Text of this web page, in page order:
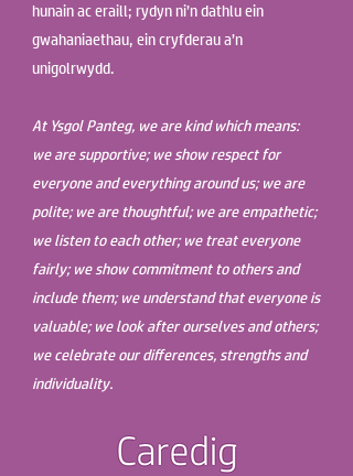
hunain ac eraill; rydyn ni’n dathlu ein
gwahaniaethau, ein cryfderau a’n
unigolrwydd.
At Ysgol Panteg, we are kind which means:
we are supportive; we show respect for
everyone and everything around us; we are
polite; we are thoughtful; we are empathetic;
we listen to each other; we treat everyone
fairly; we show commitment to others and
include them; we understand that everyone is
valuable; we look after ourselves and others;
we celebrate our differences, strengths and
individuality.